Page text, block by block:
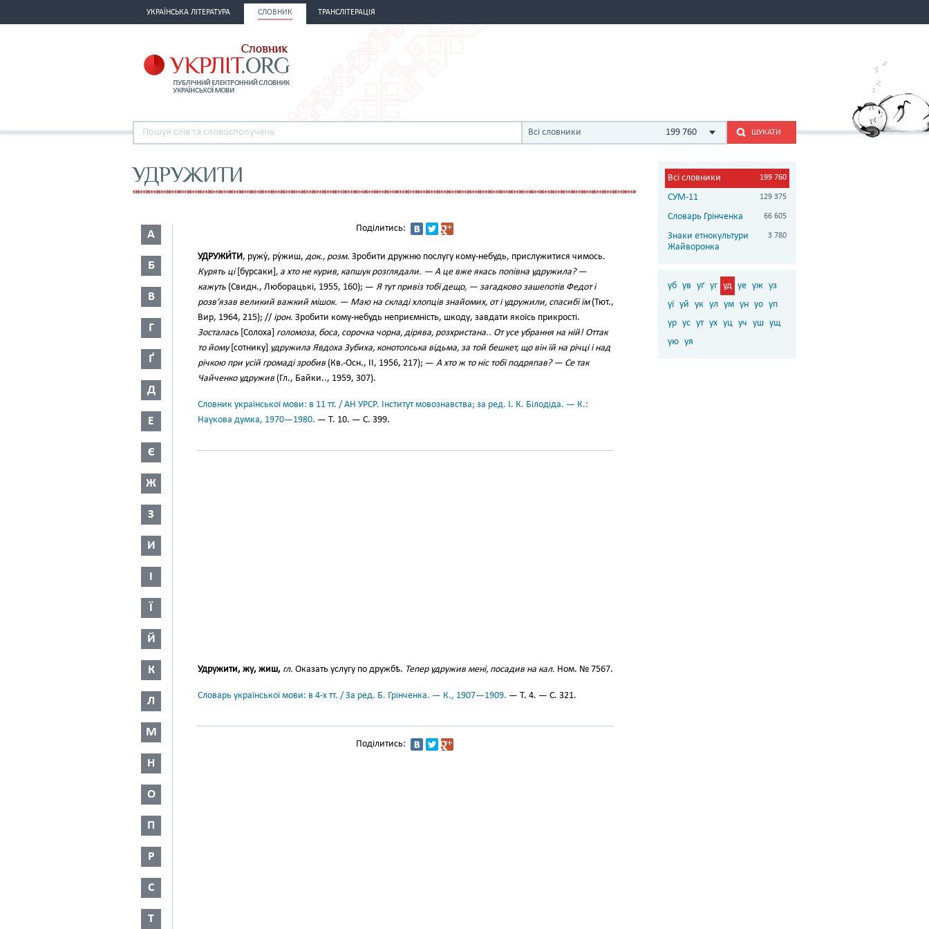
УКРАЇНСЬКА ЛІТЕРАТУРА СЛОВНИК ТРАНСЛІТЕРАЦІЯ
Всі словники 199 760 ШУКАТИ
УДРУЖИТИ
А
Б
В
Г
Ґ
Д
Е
Є
Ж
З
И
І
Ї
Й
К
Л
М
Н
О
П
Р
С
Т
Поділитись:
УДРУЖИ́ТИ, ружу́, ру́жиш, док., розм. Зробити дружню послугу кому-небудь, прислужитися чимось.
Курять ці[бурсаки] , а хто не курив, капшук розглядали. — А це вже якась попівна удружила? —
кажуть (Свидн., Люборацькі, 1955, 160); — Я тут привіз тобі дещо, — загадково зашепотів Федот і
розв’язав великий важкий мішок. — Маю на складі хлопців знайомих, от і удружили, спасибі їм(Тют.,
Вир, 1964, 215); // ірон. Зробити кому-небудь неприємність, шкоду, завдати якоїсь прикрості.
Зосталась [Солоха] голомоза, боса, сорочка чорна, дірява, розхристана.. От усе убрання на ній! Оттак
то йому[сотнику] удружила Явдоха Зубиха, конотопська відьма, за той бешкет, що він їй на річці і над
річкою при усій громаді зробив (Кв.-Осн., II, 1956, 217); — А хто ж то ніс тобі подряпав? — Се так
Чайченко удружив (Гл., Байки.., 1959, 307).
Словник української мови: в 11 тт. / АН УРСР. Інститут мовознавства; за ред. І. К. Білодіда. — К.:
Наукова думка, 1970—1980. — Т. 10. — С. 399.
Удружити, жу, жиш, гл. Оказать услугу по дружбѣ. Тепер удружив мені, посадив на кал. Ном. № 7567.
Словарь української мови: в 4-х тт. / За ред. Б. Грінченка. — К., 1907—1909. — Т. 4. — С. 321.
Поділитись:
Всі словники 199 760
СУМ-11 129 375
Словарь Грінченка 66 605
Знаки етнокультури
Жайворонка
3 780
уб ув уґ уг уд уе уж уз
уї уй ук ул ум ун уо уп
ур ус ут ух уц уч уш ущ
ую уя